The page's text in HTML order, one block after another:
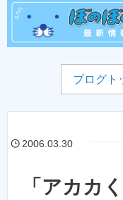
ブログト
2006.03.30
「アカカ